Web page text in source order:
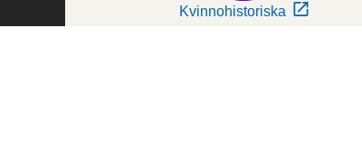
Kvinnohistoriska